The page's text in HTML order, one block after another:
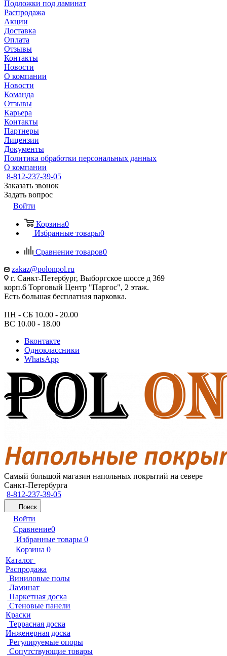
Подложки под ламинат
Распродажа
Акции
Доставка
Оплата
Отзывы
Контакты
Новости
О компании
Новости
Команда
Отзывы
Карьера
Контакты
Партнеры
Лицензии
Документы
Политика обработки персональных данных
О компании
8-812-237-39-05
Заказать звонок
Задать вопрос
Войти
Корзина0
Избранные товары0
Сравнение товаров0
zakaz@polonpol.ru
г. Санкт-Петербург, Выборгское шоссе д 369
корп.6 Торговый Центр "Паргос", 2 этаж.
Есть большая бесплатная парковка.
ПН - СБ 10.00 - 20.00
ВС 10.00 - 18.00
Вконтакте
Одноклассники
WhatsApp
Самый большой магазин напольных покрытий на севере
Санкт-Петербурга
8-812-237-39-05
Поиск
Войти
Сравнение0
Избранные товары 0
Корзина 0
Каталог
Распродажа
Виниловые полы
Ламинат
Паркетная доска
Стеновые панели
Краски
Террасная доска
Инженерная доска
Регулируемые опоры
Сопутствующие товары